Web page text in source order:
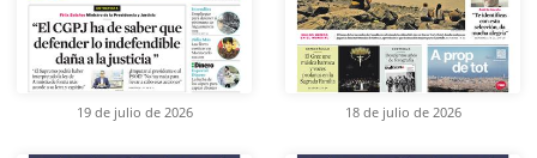
19 de julio de 2026 18 de julio de 2026